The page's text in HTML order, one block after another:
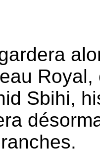
Royal,
Sbihi,